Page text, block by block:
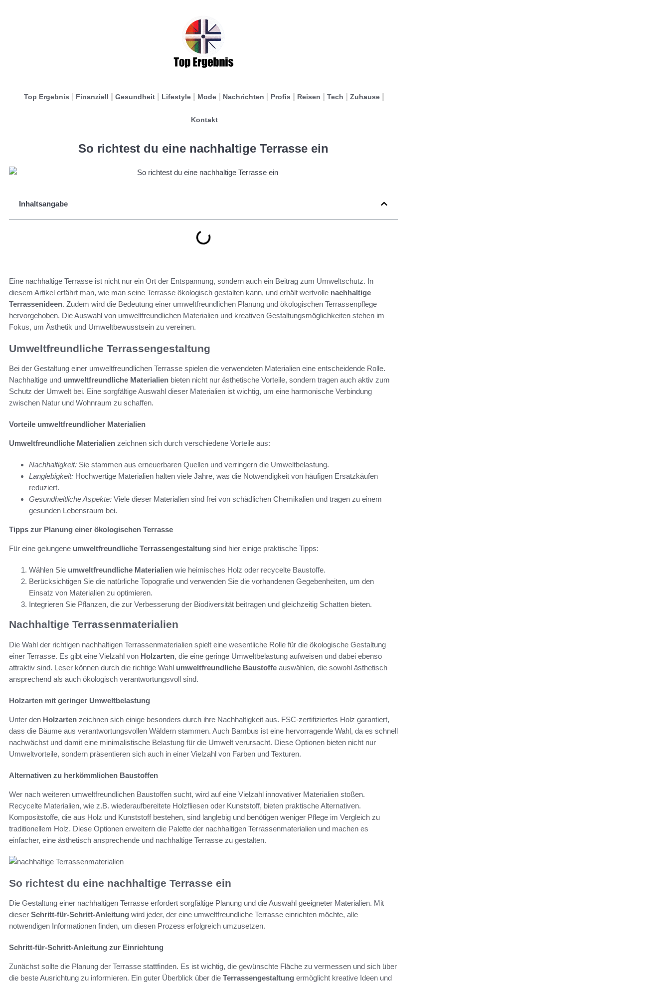
Top Ergebnis Finanziell Gesundheit Lifestyle Mode Nachrichten Profis Reisen Tech Zuhause
Kontakt
So richtest du eine nachhaltige Terrasse ein
Inhaltsangabe
Eine nachhaltige Terrasse ist nicht nur ein Ort der Entspannung, sondern auch ein Beitrag zum Umweltschutz. In
diesem Artikel erfährt man, wie man seine Terrasse ökologisch gestalten kann, und erhält wertvolle nachhaltige
Terrassenideen. Zudem wird die Bedeutung einer umweltfreundlichen Planung und ökologischen Terrassenpflege
hervorgehoben. Die Auswahl von umweltfreundlichen Materialien und kreativen Gestaltungsmöglichkeiten stehen im
Fokus, um Ästhetik und Umweltbewusstsein zu vereinen.
Umweltfreundliche Terrassengestaltung
Bei der Gestaltung einer umweltfreundlichen Terrasse spielen die verwendeten Materialien eine entscheidende Rolle.
Nachhaltige und umweltfreundliche Materialien bieten nicht nur ästhetische Vorteile, sondern tragen auch aktiv zum
Schutz der Umwelt bei. Eine sorgfältige Auswahl dieser Materialien ist wichtig, um eine harmonische Verbindung
zwischen Natur und Wohnraum zu schaffen.
Vorteile umweltfreundlicher Materialien
Umweltfreundliche Materialien zeichnen sich durch verschiedene Vorteile aus:
Nachhaltigkeit: Sie stammen aus erneuerbaren Quellen und verringern die Umweltbelastung.
Langlebigkeit: Hochwertige Materialien halten viele Jahre, was die Notwendigkeit von häufigen Ersatzkäufen
reduziert.
Gesundheitliche Aspekte: Viele dieser Materialien sind frei von schädlichen Chemikalien und tragen zu einem
gesunden Lebensraum bei.
Tipps zur Planung einer ökologischen Terrasse
Für eine gelungene umweltfreundliche Terrassengestaltung sind hier einige praktische Tipps:
Wählen Sie umweltfreundliche Materialien wie heimisches Holz oder recycelte Baustoffe.
Berücksichtigen Sie die natürliche Topografie und verwenden Sie die vorhandenen Gegebenheiten, um den
Einsatz von Materialien zu optimieren.
Integrieren Sie Pflanzen, die zur Verbesserung der Biodiversität beitragen und gleichzeitig Schatten bieten.
Nachhaltige Terrassenmaterialien
Die Wahl der richtigen nachhaltigen Terrassenmaterialien spielt eine wesentliche Rolle für die ökologische Gestaltung
einer Terrasse. Es gibt eine Vielzahl von Holzarten, die eine geringe Umweltbelastung aufweisen und dabei ebenso
attraktiv sind. Leser können durch die richtige Wahl umweltfreundliche Baustoffe auswählen, die sowohl ästhetisch
ansprechend als auch ökologisch verantwortungsvoll sind.
Holzarten mit geringer Umweltbelastung
Unter den Holzarten zeichnen sich einige besonders durch ihre Nachhaltigkeit aus. FSC-zertifiziertes Holz garantiert,
dass die Bäume aus verantwortungsvollen Wäldern stammen. Auch Bambus ist eine hervorragende Wahl, da es schnell
nachwächst und damit eine minimalistische Belastung für die Umwelt verursacht. Diese Optionen bieten nicht nur
Umweltvorteile, sondern präsentieren sich auch in einer Vielzahl von Farben und Texturen.
Alternativen zu herkömmlichen Baustoffen
Wer nach weiteren umweltfreundlichen Baustoffen sucht, wird auf eine Vielzahl innovativer Materialien stoßen.
Recycelte Materialien, wie z.B. wiederaufbereitete Holzfliesen oder Kunststoff, bieten praktische Alternativen.
Kompositstoffe, die aus Holz und Kunststoff bestehen, sind langlebig und benötigen weniger Pflege im Vergleich zu
traditionellem Holz. Diese Optionen erweitern die Palette der nachhaltigen Terrassenmaterialien und machen es
einfacher, eine ästhetisch ansprechende und nachhaltige Terrasse zu gestalten.
So richtest du eine nachhaltige Terrasse ein
Die Gestaltung einer nachhaltigen Terrasse erfordert sorgfältige Planung und die Auswahl geeigneter Materialien. Mit
dieser Schritt-für-Schritt-Anleitung wird jeder, der eine umweltfreundliche Terrasse einrichten möchte, alle
notwendigen Informationen finden, um diesen Prozess erfolgreich umzusetzen.
Schritt-für-Schritt-Anleitung zur Einrichtung
Zunächst sollte die Planung der Terrasse stattfinden. Es ist wichtig, die gewünschte Fläche zu vermessen und sich über
die beste Ausrichtung zu informieren. Ein guter Überblick über die Terrassengestaltung ermöglicht kreative Ideen und